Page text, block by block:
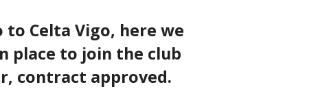
to Celta Vigo, here we
place to join the club
contract approved.